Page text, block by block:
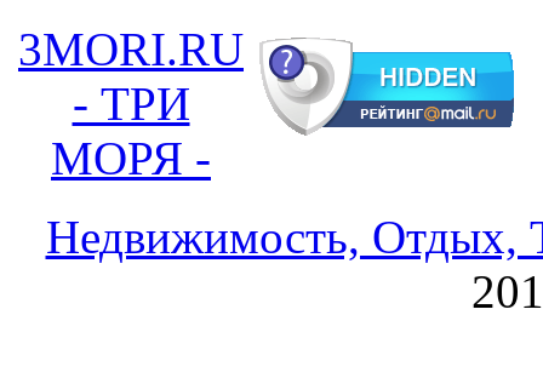
3MORI.RU
- ТРИ
МОРЯ -
Недвижимость, Отдых,